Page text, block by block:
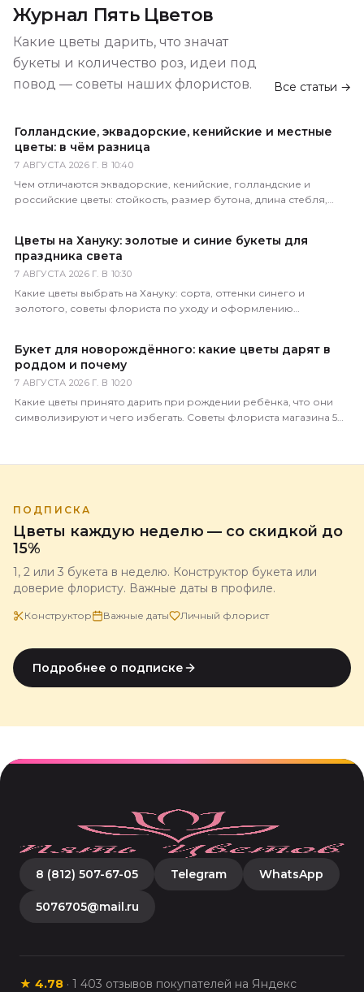
Журнал Пять Цветов
Какие цветы дарить, что значат
букеты и количество роз, идеи под
повод — советы наших флористов.
Все статьи →
Голландские, эквадорские, кенийские и местные
цветы: в чём разница
7 АВГУСТА 2026 Г. В 10:40
Чем отличаются эквадорские, кенийские, голландские и
российские цветы: стойкость, размер бутона, длина стебля,
Цветы на Хануку: золотые и синие букеты для
праздника света
7 АВГУСТА 2026 Г. В 10:30
Какие цветы выбрать на Хануку: сорта, оттенки синего и
золотого, советы флориста по уходу и оформлению
Букет для новорождённого: какие цветы дарят в
роддом и почему
7 АВГУСТА 2026 Г. В 10:20
Какие цветы принято дарить при рождении ребёнка, что они
символизируют и чего избегать. Советы флориста магазина 5
ПОДПИСКА
Цветы каждую неделю — со скидкой до
15%
1, 2 или 3 букета в неделю. Конструктор букета или
доверие флористу. Важные даты в профиле.
Конструктор Важные даты Личный флорист
Подробнее о подписке
8 (812) 507-67-05 Telegram WhatsApp
5076705@mail.ru
★ 4.78 · 1 403 отзывов покупателей на Яндекс